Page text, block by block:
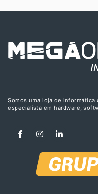
Somos uma loja de informática
especialista em hardware,